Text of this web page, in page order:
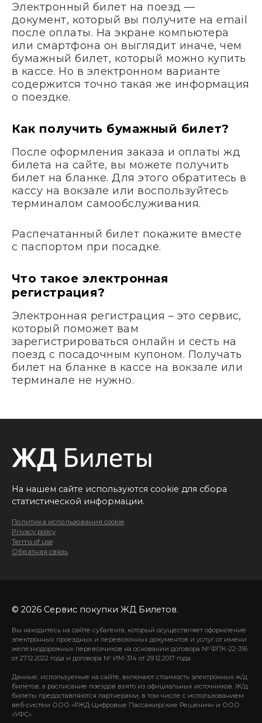
Электронный билет на поезд —
документ, который вы получите на email
после оплаты. На экране компьютера
или смартфона он выглядит иначе, чем
бумажный билет, который можно купить
в кассе. Но в электронном варианте
содержится точно такая же информация
о поездке.
Как получить бумажный билет?
После оформления заказа и оплаты жд
билета на сайте, вы можете получить
билет на бланке. Для этого обратитесь в
кассу на вокзале или воспользуйтесь
терминалом самообслуживания.
Распечатанный билет покажите вместе
с паспортом при посадке.
Что такое электронная
регистрация?
Электронная регистрация – это сервис,
который поможет вам
зарегистрироваться онлайн и сесть на
поезд с посадочным купоном. Получать
билет на бланке в кассе на вокзале или
терминале не нужно.
На нашем сайте используются cookie для сбора
статистической информации.
Политика использования cookie
Privacy policy
Terms of use
Обратная связь
© 2026 Сервис покупки ЖД Билетов.
Вы находитесь на сайте субагента, который осуществляет оформление
электронных проездных и перевозочных документов и услуг от имени
железнодорожных перевозчиков на основании договора № ФПК-22-316
от 27.12.2022 года и договора № ИМ-314 от 29.12.2017 года.
Данные, используемые на сайте, включают стоимость электронных ж/д
билетов, а расписание поездов взято из официальных источников. Ж/д
билеты предоставляются партнерами, в том числе с использованием
веб-систем ООО «РЖД-Цифровые Пассажирские Решения» и ООО
«УФС».